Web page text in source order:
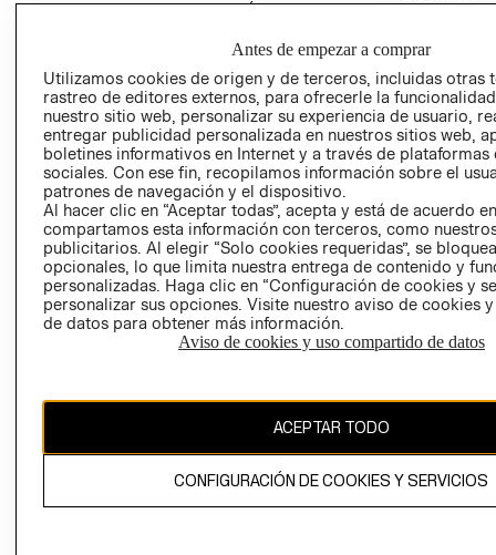
RELACIÓN CON
EMPRESARIAL
- RETIRO EN
TÉRMINOS Y
CONDICIONES
AVISO DE
PRIVACIDAD
GIFT CARD
AVISO DE
COOKIES
Antes de empezar a comprar
Utilizamos cookies de origen y de terceros, incluidas otras
rastreo de editores externos, para ofrecerle la
nuestro sitio web, personalizar su experiencia de usuario,
entregar publicidad personalizada en nuestros sitios web,
boletines informativos en Internet y a través de plataformas
sociales. Con ese fin, recopilamos información sobre el
patrones de navegación y el dispositivo.
Al hacer clic en “Aceptar todas”, acepta y está de acuerdo
compartamos esta información con terceros, como
publicitarios. Al elegir “Solo cookies requeridas”, se
opcionales, lo que limita nuestra entrega de contenido y
personalizadas. Haga clic en “Configuración de cookies y
personalizar sus opciones. Visite nuestro aviso de cookies
de datos para obtener más información.
Aviso de cookies y uso compartido de datos
ACEPTAR TODO
CONFIGURACIÓN DE COOKIES Y SERVICIOS